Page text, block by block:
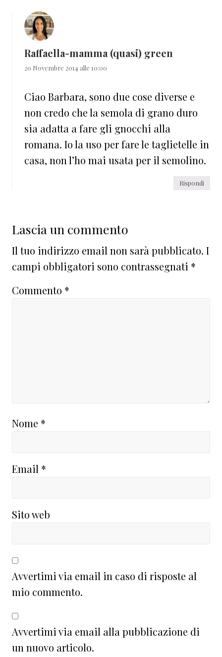
Raffaella-mamma (quasi) green
20 Novembre 2014 alle 10:00
Ciao Barbara, sono due cose diverse e
non credo che la semola di grano duro
sia adatta a fare gli gnocchi alla
romana. Io la uso per fare le taglietelle in
casa, non l’ho mai usata per il semolino.
Rispondi
Lascia un commento
Il tuo indirizzo email non sarà pubblicato. I
campi obbligatori sono contrassegnati *
Commento *
Nome *
Email *
Sito web
Avvertimi via email in caso di risposte al
mio commento.
Avvertimi via email alla pubblicazione di
un nuovo articolo.